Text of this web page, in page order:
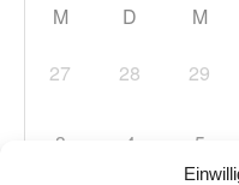
M D M
27 28 29
3 4 5